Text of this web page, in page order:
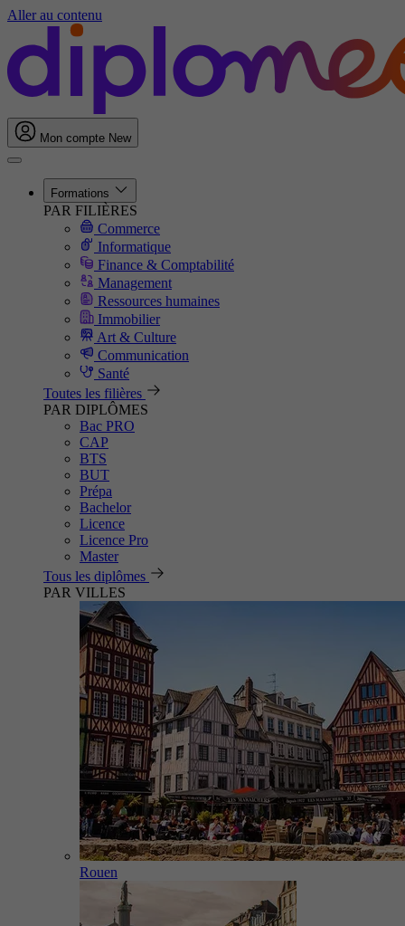
Aller au contenu
Mon compte New
Formations
PAR FILIÈRES
Commerce
Informatique
Finance & Comptabilité
Management
Ressources humaines
Immobilier
Art & Culture
Communication
Santé
Toutes les filières
PAR DIPLÔMES
Bac PRO
CAP
BTS
BUT
Prépa
Bachelor
Licence
Licence Pro
Master
Tous les diplômes
PAR VILLES
Rouen